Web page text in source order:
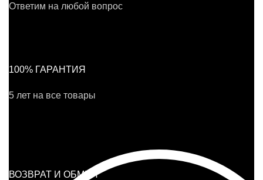
Ответим на любой вопрос
100% ГАРАНТИЯ
5 лет на все товары
ВОЗВРАТ И ОБМЕН